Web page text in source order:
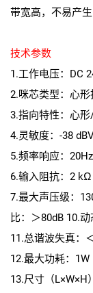
带宽高，不易产生
技术参数
1.工作电压：DC
2.咪芯类型：心
3.指向特性：心
4.灵敏度：-38
5.频率响应：
6.输入阻抗：2 kΩ
7.最大声压级：
比：＞80dB 10.
11.总谐波失真：
12.最大功耗：1W
13.尺寸（L×W×H